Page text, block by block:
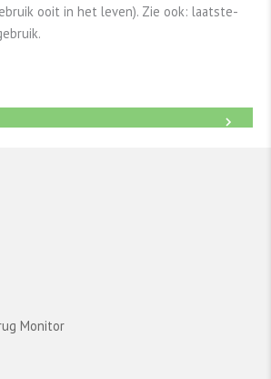
ooit in het leven). Zie ook: laatste-
→
Monitor